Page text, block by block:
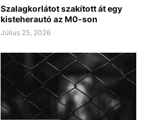
Szalagkorlátot szakított át egy
kisteherautó az M0-son
Július 25, 2026